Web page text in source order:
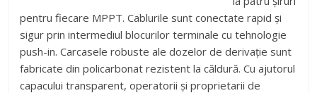
pentru fiecare MPPT. Cablurile sunt conectate rapid și
sigur prin intermediul blocurilor terminale cu tehnologie
push-in. Carcasele robuste ale dozelor de derivație sunt
fabricate din policarbonat rezistent la căldură. Cu ajutorul
capacului transparent, operatorii și proprietarii de